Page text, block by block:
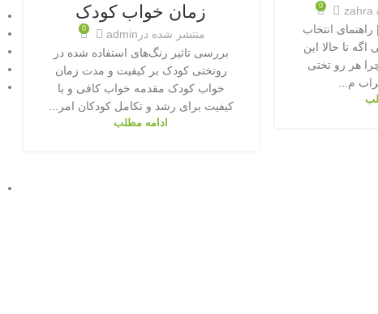
zahra
0
انتخاب
تا حالا این
هر رو تختی
م...
زمان خواب کودک
منتشر شده در admin
0
بررسی تاثیر رنگ‌های استفاده شده در
روتختی کودک بر کیفیت و مدت زمان
خواب کودک مقدمه خواب کافی و با
کیفیت برای رشد و تکامل کودکان امر...
ادامه مطلب